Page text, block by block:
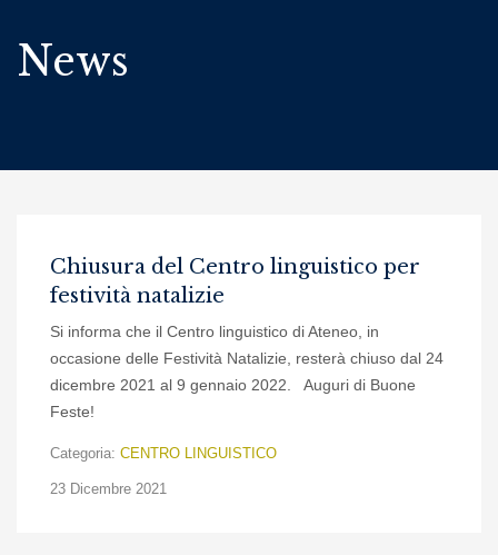
News
Chiusura del Centro linguistico per
festività natalizie
Si informa che il Centro linguistico di Ateneo, in
occasione delle Festività Natalizie, resterà chiuso dal 24
dicembre 2021 al 9 gennaio 2022. Auguri di Buone
Feste!
Categoria: CENTRO LINGUISTICO
23 Dicembre 2021